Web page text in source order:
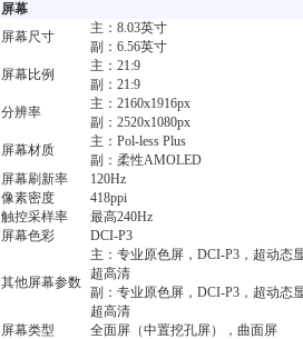
屏幕
屏幕尺寸
主：8.03英寸
副：6.56英寸
屏幕比例
主：21:9
副：21:9
分辨率
主：2160x1916px
副：2520x1080px
屏幕材质
主：Pol-less Plus
副：柔性AMOLED
屏幕刷新率
120Hz
像素密度
418ppi
触控采样率
最高240Hz
屏幕色彩
DCI-P3
其他屏幕参数
主：专业原色屏，DCI-P3，超动态
超高清
副：专业原色屏，DCI-P3，超动态
超高清
屏幕类型
全面屏（中置挖孔屏），曲面屏